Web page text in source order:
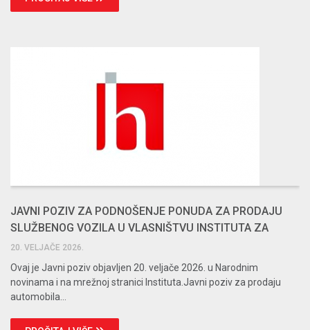
JAVNI POZIV ZA PODNOŠENJE PONUDA ZA PRODAJU
SLUŽBENOG VOZILA U VLASNIŠTVU INSTITUTA ZA
HRVATSKI JEZIK
20. VELJAČE 2026.
Ovaj je Javni poziv objavljen 20. veljače 2026. u Narodnim
novinama i na mrežnoj stranici Instituta.Javni poziv za prodaju
automobila...